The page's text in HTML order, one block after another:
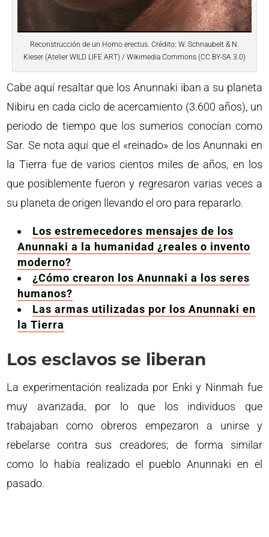
Reconstrucción de un Homo erectus. Crédito: W. Schnaubelt & N.
Kieser (Atelier WILD LIFE ART) / Wikimedia Commons (CC BY-SA 3.0)
Cabe aquí resaltar que los Anunnaki iban a su planeta
Nibiru en cada ciclo de acercamiento (3.600 años), un
periodo de tiempo que los sumerios conocían como
Sar. Se nota aquí que el «reinado» de los Anunnaki en
la Tierra fue de varios cientos miles de años, en los
que posiblemente fueron y regresaron varias veces a
su planeta de origen llevando el oro para repararlo.
Los estremecedores mensajes de los
Anunnaki a la humanidad ¿reales o invento
moderno?
¿Cómo crearon los Anunnaki a los seres
humanos?
Las armas utilizadas por los Anunnaki en
la Tierra
Los esclavos se liberan
La experimentación realizada por Enki y Ninmah fue
muy avanzada, por lo que los individuos que
trabajaban como obreros empezaron a unirse y
rebelarse contra sus creadores; de forma similar
como lo había realizado el pueblo Anunnaki en el
pasado.